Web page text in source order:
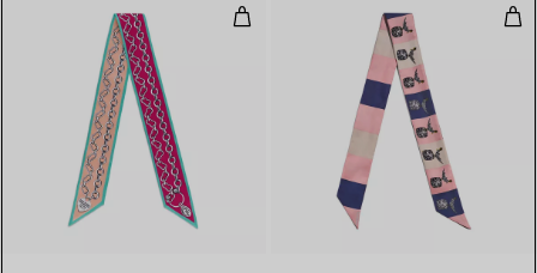
Chains schmaler Schal aus
2 Farben